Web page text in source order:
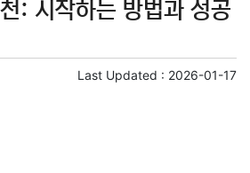
: 시작하는 방법과 성공
Last Updated : 2026-01-17